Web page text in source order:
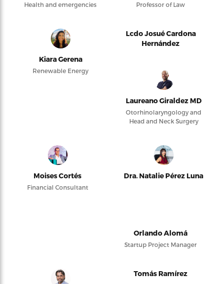
Health and emergencies Professor of Law
Kiara Gerena
Renewable Energy
Lcdo Josué Cardona
Hernández
Laureano Giraldez MD
Otorhinolaryngology and
Head and Neck Surgery
Moises Cortés
Financial Consultant
Dra. Natalie Pérez Luna
Orlando Alomá
Startup Project Manager
Tomás Ramírez